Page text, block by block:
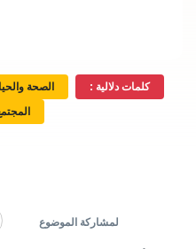
كلمات دلالية : الصحة